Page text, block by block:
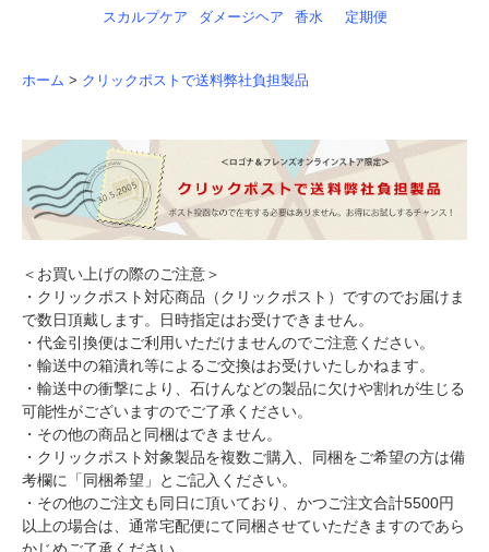
スカルプケア
ダメージヘア 香水 定期便
ホーム > クリックポストで送料弊社負担製品
＜お買い上げの際のご注意＞
・クリックポスト対応商品（クリックポスト）ですのでお届けま
で数日頂戴します。日時指定はお受けできません。
・代金引換便はご利用いただけませんのでご注意ください。
・輸送中の箱潰れ等によるご交換はお受けいたしかねます。
・輸送中の衝撃により、石けんなどの製品に欠けや割れが生じる
可能性がございますのでご了承ください。
・その他の商品と同梱はできません。
・クリックポスト対象製品を複数ご購入、同梱をご希望の方は備
考欄に「同梱希望」とご記入ください。
・その他のご注文も同日に頂いており、かつご注文合計5500円
以上の場合は、通常宅配便にて同梱させていただきますのであら